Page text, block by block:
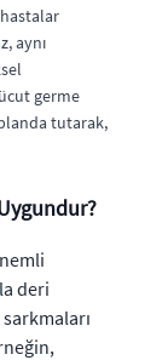
aynı
germe
tutarak,
deri